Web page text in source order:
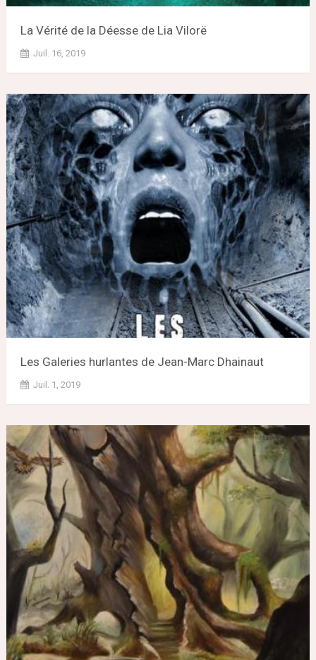
La Vérité de la Déesse de Lia Vilorë
Juil. 16, 2019
Les Galeries hurlantes de Jean-Marc Dhainaut
Juil. 1, 2019